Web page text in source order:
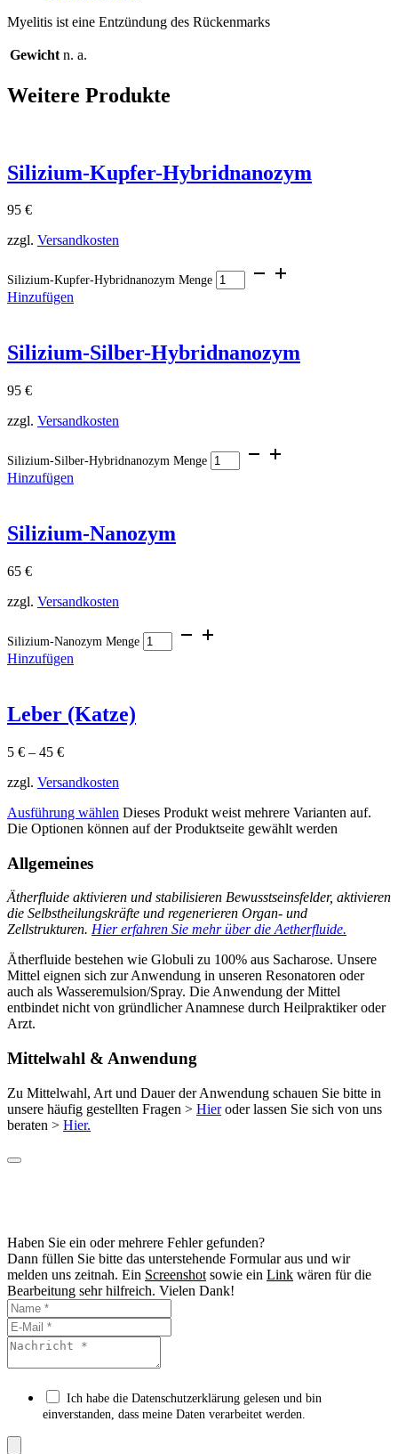
Myelitis ist eine Entzündung des Rückenmarks
Gewicht n. a.
Weitere Produkte
Silizium-Kupfer-Hybridnanozym
95 €
zzgl. Versandkosten
Silizium-Kupfer-Hybridnanozym Menge
Hinzufügen
Silizium-Silber-Hybridnanozym
95 €
zzgl. Versandkosten
Silizium-Silber-Hybridnanozym Menge
Hinzufügen
Silizium-Nanozym
65 €
zzgl. Versandkosten
Silizium-Nanozym Menge
Hinzufügen
Leber (Katze)
5 € – 45 €
zzgl. Versandkosten
Ausführung wählen Dieses Produkt weist mehrere Varianten auf.
Die Optionen können auf der Produktseite gewählt werden
Allgemeines
Ätherfluide aktivieren und stabilisieren Bewusstseinsfelder, aktivieren
die Selbstheilungskräfte und regenerieren Organ- und
Zellstrukturen. Hier erfahren Sie mehr über die Aetherfluide.
Ätherfluide bestehen wie Globuli zu 100% aus Sacharose. Unsere
Mittel eignen sich zur Anwendung in unseren Resonatoren oder
auch als Wasseremulsion/Spray. Die Anwendung der Mittel
entbindet nicht von gründlicher Anamnese durch Heilpraktiker oder
Arzt.
Mittelwahl & Anwendung
Zu Mittelwahl, Art und Dauer der Anwendung schauen Sie bitte in
unsere häufig gestellten Fragen > Hieroder lassen Sie sich von uns
beraten > Hier.
Haben Sie ein oder mehrere Fehler gefunden?
Dann füllen Sie bitte das unterstehende Formular aus und wir
melden uns zeitnah. Ein Screenshot sowie ein Link wären für die
Bearbeitung sehr hilfreich. Vielen Dank!
Ich habe die Datenschutzerklärung gelesen und bin
einverstanden, dass meine Daten verarbeitet werden.